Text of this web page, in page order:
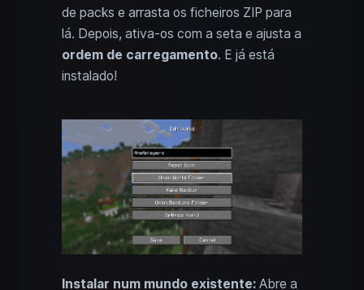
de packs e arrasta os ficheiros ZIP para
lá. Depois, ativa-os com a seta e ajusta a
ordem de carregamento. E já está
instalado!
Instalar num mundo existente: Abre a